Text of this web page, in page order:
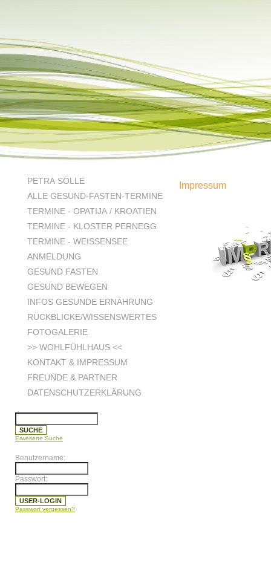
PETRA SÖLLE
ALLE GESUND-FASTEN-TERMINE
TERMINE - OPATIJA / KROATIEN
TERMINE - KLOSTER PERNEGG
TERMINE - WEISSENSEE
ANMELDUNG
GESUND FASTEN
GESUND BEWEGEN
INFOS GESUNDE ERNÄHRUNG
RÜCKBLICKE/WISSENSWERTES
FOTOGALERIE
>> WOHLFÜHLHAUS <<
KONTAKT & IMPRESSUM
FREUNDE & PARTNER
DATENSCHUTZERKLÄRUNG
Erweiterte Suche
Benutzername:
Passwort:
Passwort vergessen?
Impressum